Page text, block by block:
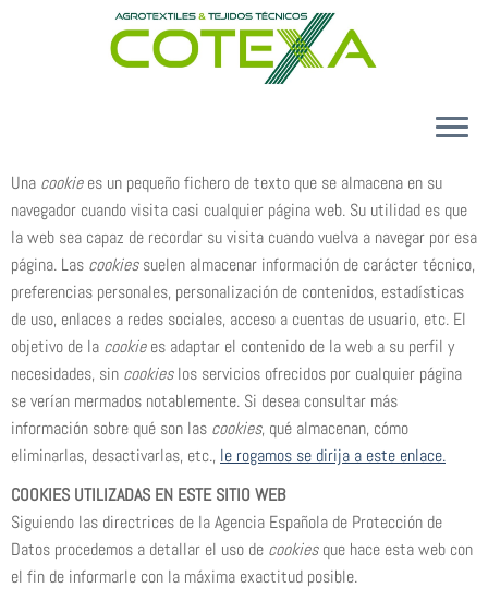
CONÓCENOS
PRODUCTOS
CALIDAD Y MEDIO AMBIENTE
CONTACTO
ES
Una cookiees un pequeño fichero de texto que se almacena en su
navegador cuando visita casi cualquier página web. Su utilidad es que
la web sea capaz de recordar su visita cuando vuelva a navegar por esa
página. Las cookiessuelen almacenar información de carácter técnico,
preferencias personales, personalización de contenidos, estadísticas
de uso, enlaces a redes sociales, acceso a cuentas de usuario, etc. El
objetivo de la cookiees adaptar el contenido de la web a su perfil y
necesidades, sin cookieslos servicios ofrecidos por cualquier página
se verían mermados notablemente. Si desea consultar más
información sobre qué son las cookies, qué almacenan, cómo
eliminarlas, desactivarlas, etc., le rogamos se dirija a este enlace.
COOKIES UTILIZADAS EN ESTE SITIO WEB
Siguiendo las directrices de la Agencia Española de Protección de
Datos procedemos a detallar el uso de cookiesque hace esta web con
el fin de informarle con la máxima exactitud posible.